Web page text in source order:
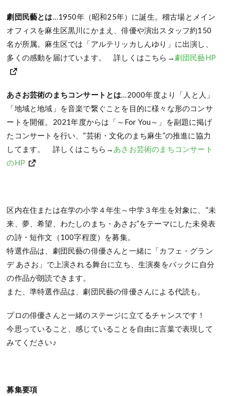
劇団民藝とは…1950年（昭和25年）に誕生。稽古場とメイン
オフィスを麻生区黒川にかまえ、俳優や演出スタッフ約150
名が所属。麻生区では「アルテリッカしんゆり」に出演し、
多くの感動を届けています。 詳しくはこちら→ 劇団民藝HP
あさお芸術のまちコンサートとは…2000年度より「人と人」
「地域と地域」を音楽で繋ぐことを目的に様々な形のコンサ
ートを開催。2021年度からは「～For You～」を副題に掲げ
たコンサートを行い、“芸術・文化のまち麻生”の推進に協力
してます。 詳しくはこちら→ あさお芸術のまちコンサート
のHP
区内在住または在学の小学４年生～中学３年生を対象に、“未
来、夢、希望、わたしのまち・あさお”をテーマにした未発表
の詩・短作文（100字程度）を募集。
特選作品は、劇団民藝の俳優さんと一緒に「カフェ・グラン
デ あさお」で上演される舞台に立ち、生演奏をバックに自分
の作品が朗読できます。
また、準特選作品は、劇団民藝の俳優さんによる代読も。
プロの俳優さんと一緒のステージに立てるチャンスです！
今思っていること、感じていることを自由に言葉で表現して
みてください♪
募集要項